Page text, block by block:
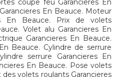
coupe feu Garancieres En
En Beauce. Moteur
En Beauce. Prix de volets
Volet alu Garancieres En
Garancieres En Beauce.
Beauce. Cylindre de serrure
serrure Garancieres En
En Beauce. Pose volets
des volets roulants Garancieres